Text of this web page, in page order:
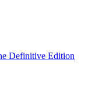
Definitive Edition